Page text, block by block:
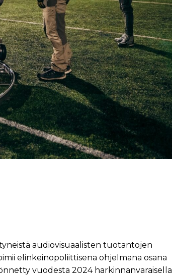
audiovisuaalisten tuotantojen
elinkeinopoliittisena ohjelmana osana
vuodesta 2024 harkinnanvaraisella